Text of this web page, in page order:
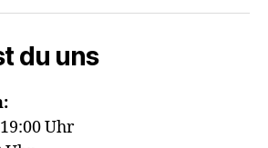
du uns
Uhr